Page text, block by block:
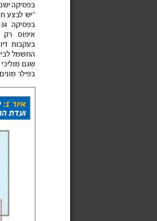
בפסיקה
“
בפסיקה
החשמל
לביצוע
מוליכי שגם
בפילר
איור 1:
ועדת